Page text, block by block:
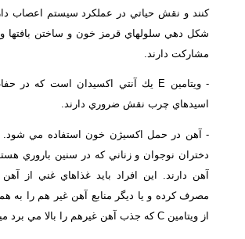
كنند و نقش حياتي در عملكرد سيستم اعصاب
شكل دهي سلولهاي قرمز خون و ساختن بافتها
مشاركت دارند.
اسيدهاي چرب نقش ضروري دارند.
- آهن در حمل اكسيژن خون استفاده مي شود.
دختران نوجوان و زناني كه در سنين باروري
آهن دارند. اين افراد بايد غذاهاي غني از
مصرف كرده و يا ديگر منابع آهن غير هم را به
از ويتامين C كه جذب آهن غيرهم را بالا مي برد ميل كنند.